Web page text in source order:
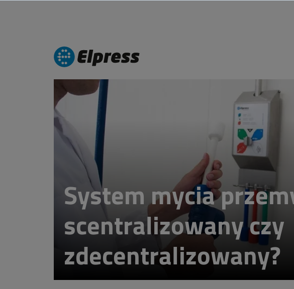
System mycia
scentralizowany czy
zdecentralizowany?